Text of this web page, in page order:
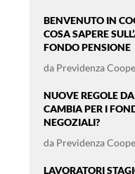
BENVENUTO IN
COSA SAPERE
FONDO PENSIONE
da Previdenza
NUOVE REGOLE
CAMBIA PER I
NEGOZIALI?
da Previdenza
LAVORATORI